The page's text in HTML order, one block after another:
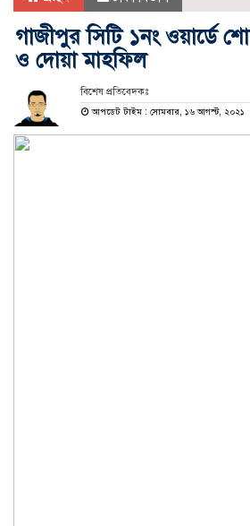
গাজীপুর সিটি ১নং ওয়ার্ডে
ও দোয়া মাহফিল
বিশেষ প্রতিবেদকঃ
আপডেট টাইম : সোমবার, ১৬ আগস্ট, ২০২১